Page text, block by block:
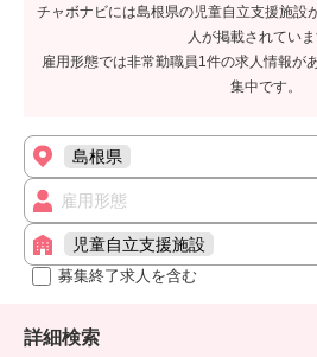
チャボナビには島根県の児童自立支援施設
人が掲載されていま
雇用形態では非常勤職員1件の求人情報が
集中です。
島根県
雇用形態
児童自立支援施設
募集終了求人を含む
詳細検索